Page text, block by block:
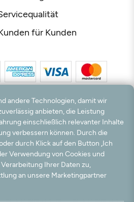
für Kunden
**Kostenloser Versand und Rückversand
Deutschlands und Österreichs.
für werbliche Zwecke, die jederzeit widerrufen
werden nicht an Dritte weitergegeben.
e.K. / Alle Rechte vorbehalten. powered by
andere Technologien, damit wir
anbieten, die Leistung
einschließlich relevanter Inhalte
verbessern können. Durch die
durch Klick auf den Button „Ich
Verwendung von Cookies und
Ihrer Daten zu,
an unsere Marketingpartner